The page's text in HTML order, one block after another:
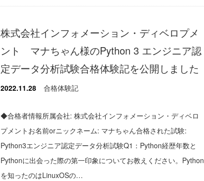
株式会社インフォメーション・ディベロプメ
ント マナちゃん様のPython 3 エンジニア認
定データ分析試験合格体験記を公開しました
2022.11.28 合格体験記
◆合格者情報所属会社: 株式会社インフォメーション・ディベロ
プメントお名前orニックネーム: マナちゃん合格された試験:
Python3エンジニア認定データ分析試験Q1：Python経歴年数と
Pythonに出会った際の第一印象についてお教えください。Python
を知ったのはLinuxOSの…